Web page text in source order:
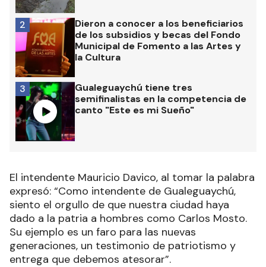
Dieron a conocer a los beneficiarios
de los subsidios y becas del Fondo
Municipal de Fomento a las Artes y
la Cultura
2
Gualeguaychú tiene tres
semifinalistas en la competencia de
canto "Este es mi Sueño"
3
El intendente Mauricio Davico, al tomar la palabra
expresó: “Como intendente de Gualeguaychú,
siento el orgullo de que nuestra ciudad haya
dado a la patria a hombres como Carlos Mosto.
Su ejemplo es un faro para las nuevas
generaciones, un testimonio de patriotismo y
entrega que debemos atesorar”.